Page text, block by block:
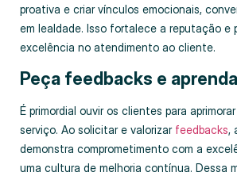
proativa e criar vínculos emocionais,
em lealdade. Isso fortalece a reputação e
excelência no atendimento ao cliente.
Peça feedbacks e
É primordial ouvir os clientes para
serviço. Ao solicitar e valorizar feedbacks,
demonstra comprometimento com a
uma cultura de melhoria contínua. Dessa